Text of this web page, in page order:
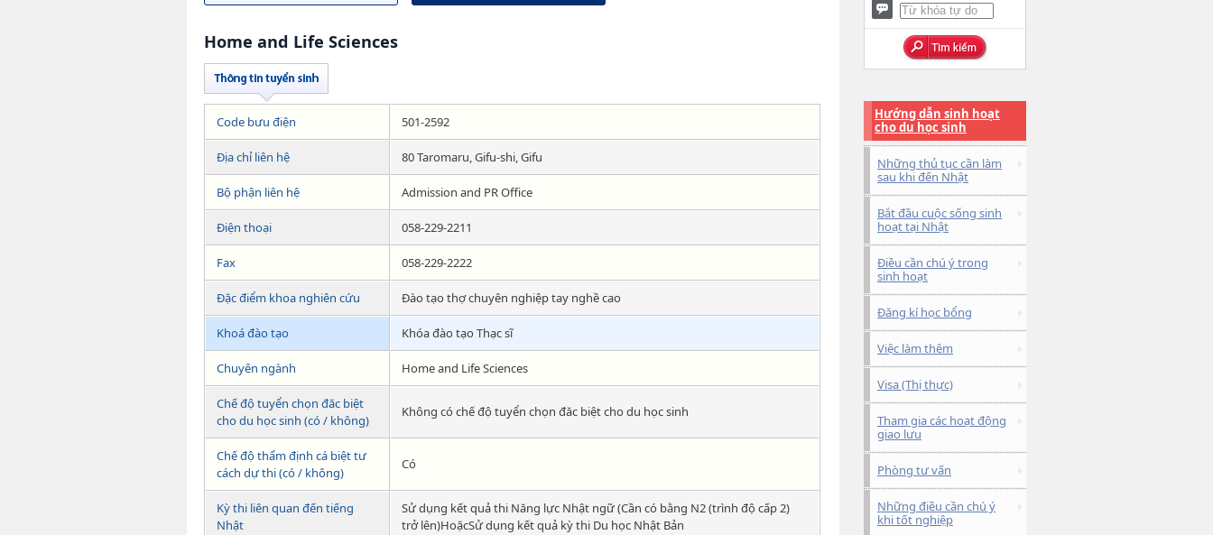
Home and Life Sciences
Code bưu điện 501-2592
Địa chỉ liên hệ 80 Taromaru, Gifu-shi, Gifu
Bộ phận liên hệ Admission and PR Office
Điện thoại 058-229-2211
Fax 058-229-2222
Đặc điểm khoa nghiên cứu Đào tạo thợ chuyên nghiệp tay nghề cao
Khoá đào tạo Khóa đào tạo Thạc sĩ
Chuyên ngành Home and Life Sciences
Chế độ tuyển chọn đăc biệt
cho du học sinh (có / không)
Không có chế độ tuyển chọn đăc biệt cho du học sinh
Chế độ thẩm định cá biệt tư
cách dự thi (có / không)
Có
Kỳ thi liên quan đến tiếng
Nhật
Sử dụng kết quả thi Năng lực Nhật ngữ (Cần có bằng N2 (trình độ cấp 2)
trở lên)HoặcSử dụng kết quả kỳ thi Du học Nhật Bản
Hướng dẫn sinh hoạt
cho du học sinh
Những thủ tục cần làm
sau khi đến Nhật
Bắt đầu cuộc sống sinh
hoạt tại Nhật
Điều cần chú ý trong
sinh hoạt
Đăng kí học bổng
Việc làm thêm
Visa (Thị thực)
Tham gia các hoạt động
giao lưu
Phòng tư vấn
Những điều cần chú ý
khi tốt nghiệp